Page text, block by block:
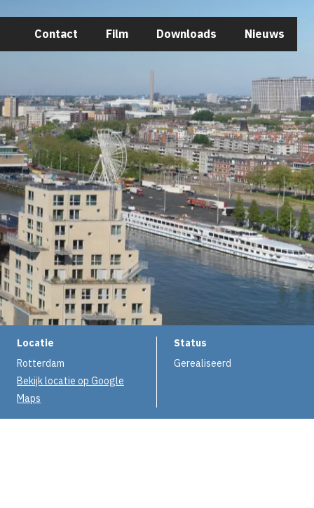
Contact Film Downloads Nieuws
Projectinformatie
Locatie
Rotterdam
Bekijk locatie op Google
Maps
Status
Gerealiseerd
Sluiten